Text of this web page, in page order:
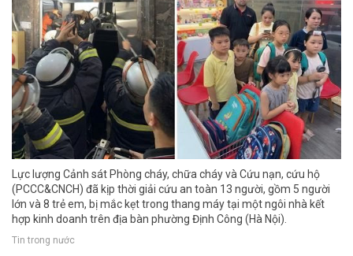
Lực lượng Cảnh sát Phòng cháy, chữa cháy và Cứu nạn, cứu hộ
(PCCC&CNCH) đã kịp thời giải cứu an toàn 13 người, gồm 5 người
lớn và 8 trẻ em, bị mắc kẹt trong thang máy tại một ngôi nhà kết
hợp kinh doanh trên địa bàn phường Định Công (Hà Nội).
Tin trong nước